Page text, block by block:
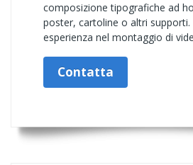
composizione tipografiche ad
poster, cartoline o altri
esperienza nel montaggio di
Contatta